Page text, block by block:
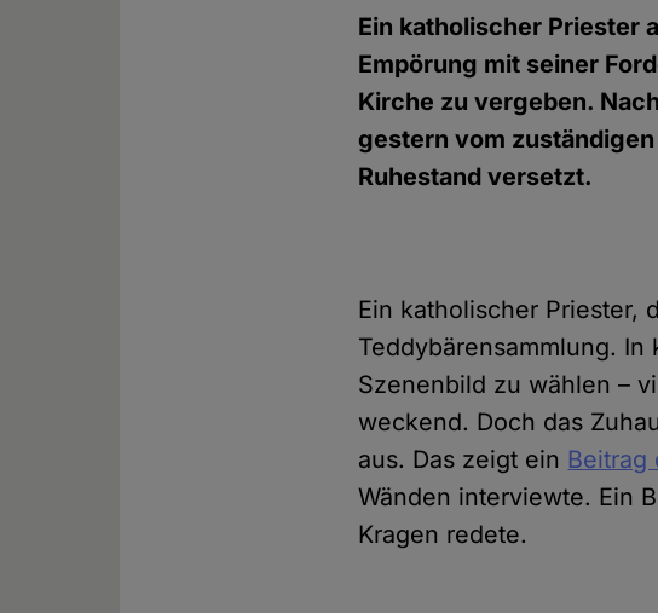
Ein katholischer Priester
Empörung mit seiner
Kirche zu vergeben.
gestern vom
Ruhestand versetzt.
Ein katholischer Priester,
Teddybärensammlung.
Szenenbild zu wählen –
weckend. Doch das
aus. Das zeigt ein Beitrag
Wänden interviewte. Ein
Kragen redete.